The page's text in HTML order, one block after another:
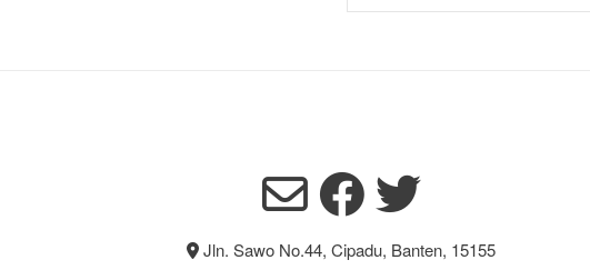
Jln. Sawo No.44, Cipadu, Banten, 15155